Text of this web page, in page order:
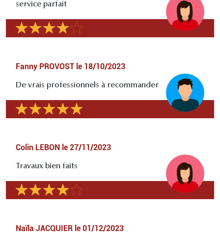
service parfait
Fanny PROVOST le 18/10/2023
De vrais professionnels à recommander
Colin LEBON le 27/11/2023
Travaux bien faits
Naïla JACQUIER le 01/12/2023